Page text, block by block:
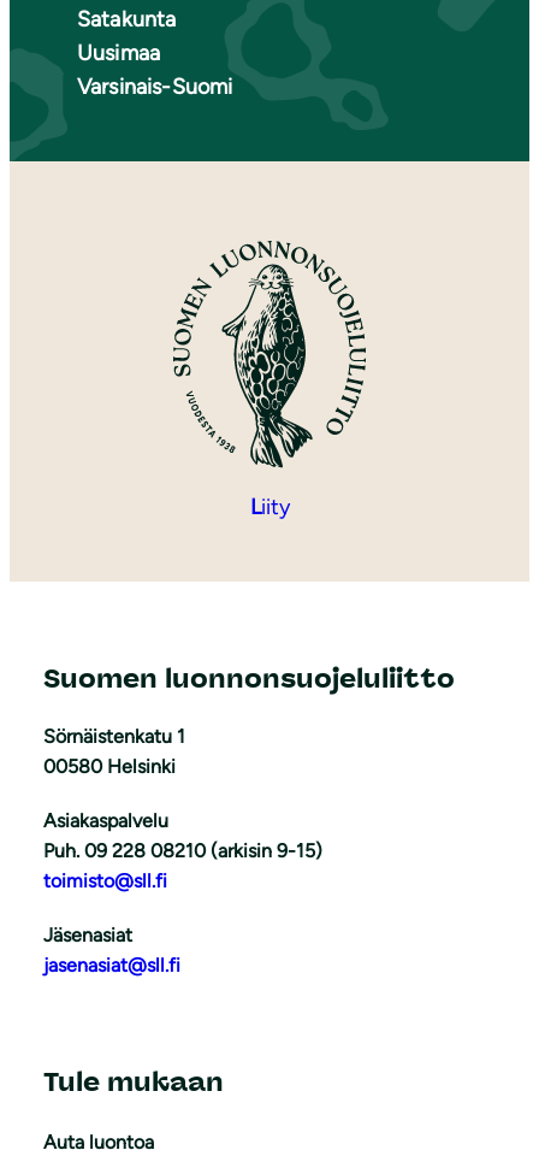
Satakunta
Uusimaa
Varsinais-Suomi
Liity
Suomen luonnonsuojeluliitto
Sörnäistenkatu 1
00580 Helsinki
Asiakaspalvelu
Puh. 09 228 08210 (arkisin 9-15)
toimisto@sll.fi
Jäsenasiat
jasenasiat@sll.fi
Tule mukaan
Auta luontoa